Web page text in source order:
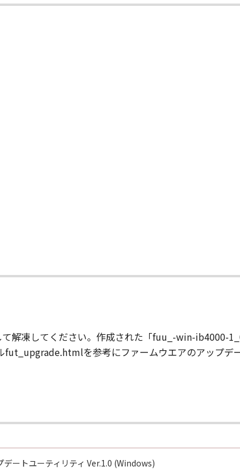
解凍してください。作成された「fuu_-win-ib4000-
を参考にファームウエアのアップデ
ートユーティリティ Ver.1.0 (Windows)